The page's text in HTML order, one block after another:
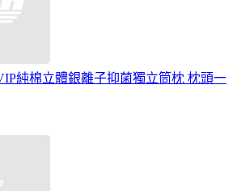
純棉立體銀離子抑菌獨立筒枕 枕頭一